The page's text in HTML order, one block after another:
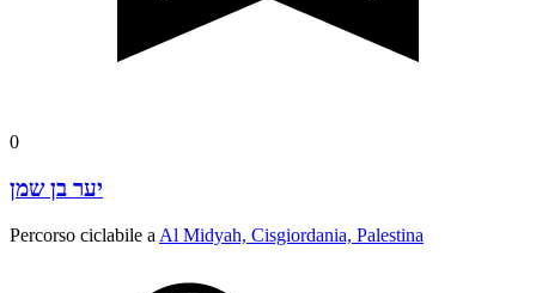
0
יער בן שמן
Percorso ciclabile a Al Midyah, Cisgiordania, Palestina